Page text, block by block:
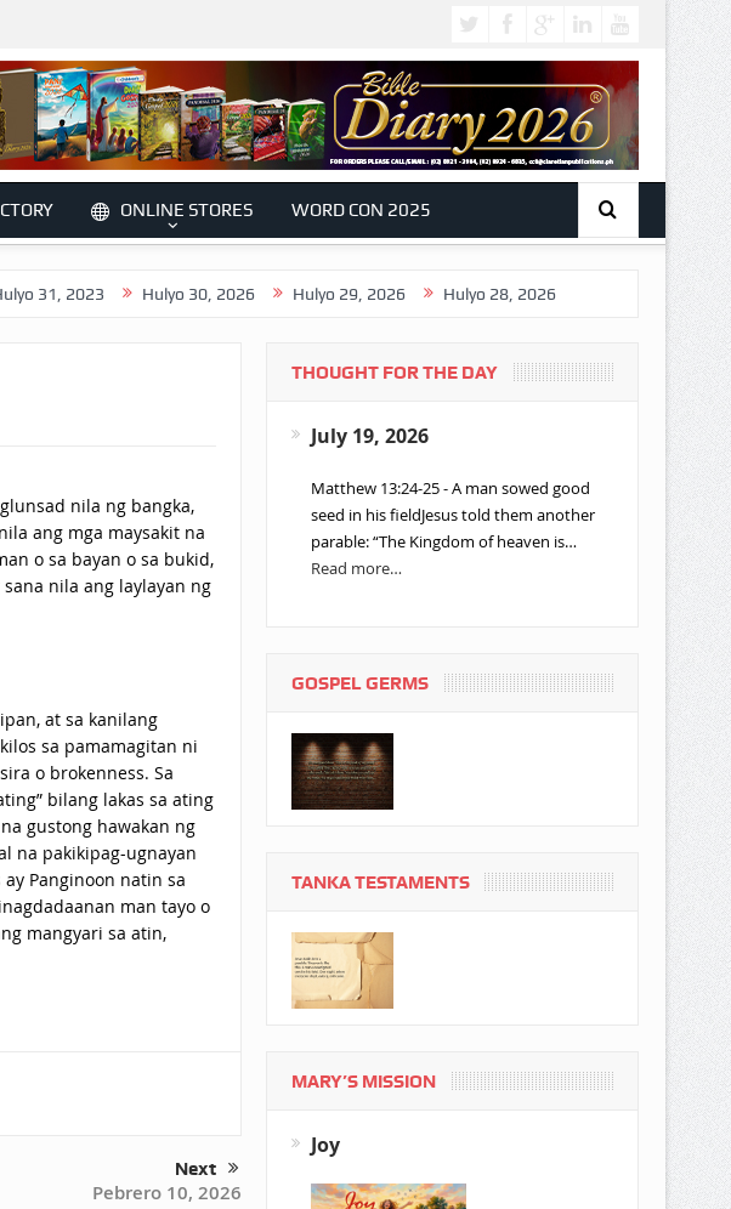
ONLINE STORES WORD CON 2025
2023 Hulyo 30, 2026 Hulyo 29, 2026 Hulyo 28, 2026
nila ng bangka,
ang mga maysakit na
o sa bayan o sa bukid,
nila ang laylayan ng
at sa kanilang
sa pamamagitan ni
o brokenness. Sa
bilang lakas sa ating
gustong hawakan ng
na pakikipag-ugnayan
Panginoon natin sa
man tayo o
mangyari sa atin,
Next
Pebrero 10, 2026
THOUGHT FOR THE DAY
July 19, 2026
Matthew 13:24-25 - A man sowed good
seed in his fieldJesus told them another
parable: “The Kingdom of heaven is…
Read more…
GOSPEL GERMS
TANKA TESTAMENTS
MARY’S MISSION
Joy